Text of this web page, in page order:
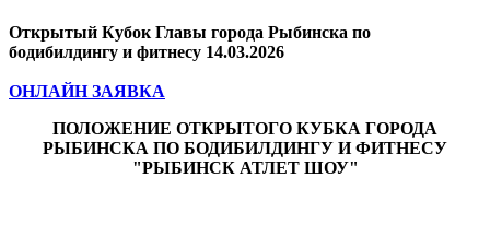
Открытый Кубок Главы города Рыбинска по
бодибилдингу и фитнесу 14.03.2026
ОНЛАЙН ЗАЯВКА
ПОЛОЖЕНИЕ ОТКРЫТОГО КУБКА ГОРОДА
РЫБИНСКА ПО БОДИБИЛДИНГУ И ФИТНЕСУ
"РЫБИНСК АТЛЕТ ШОУ"